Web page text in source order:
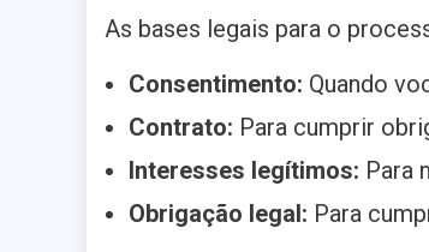
As bases legais para o
Consentimento: Quando
Contrato: Para cumprir
Interesses legítimos: Para
Obrigação legal: Para